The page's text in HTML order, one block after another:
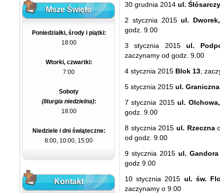
Msze Święte
Poniedziałki, środy i piątki:
18:00
Wtorki, czwartki:
7:00
Soboty
(liturgia niedzielna):
18:00
Niedziele i dni świąteczne:
8:00, 10:00, 15:00
Kontakt
30 grudnia 2014 ul.
2 stycznia 2015ul.
godz. 9.00
3 stycznia 2015ul.
zaczynamy od godz. 9.00
4 stycznia 2015 Blok 13;
5 stycznia 2015 ul.
7 stycznia 2015ul.
godz. 9.00
8 stycznia 2015 ul. Rzeczna
od godz. 9.00
9 stycznia 2015 ul. Gandora
godz 9.00
10 stycznia 2015 ul. św.
zaczynamy o 9.00